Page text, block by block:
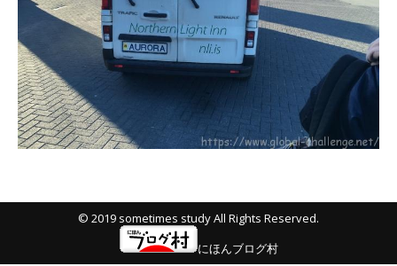
© 2019 sometimes study All Rights Reserved.
にほんブログ村